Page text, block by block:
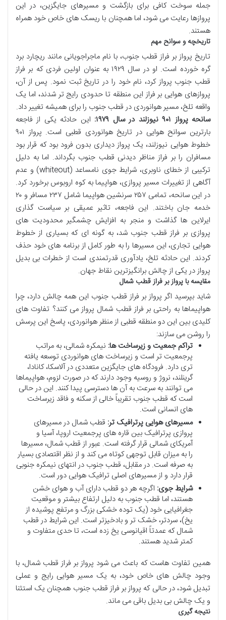
جمله سوخت کافی برای بازگشت و مسیرهای جایگزین، در این
پروازها رعایت می شود، اما همچنان با ریسک های خاص خود همراه
هستند.
تاریخچه و سوانح مهم
تاریخ پرواز بر فراز قطب جنوب، با نام ماجراجویانی مانند ریچارد برد
گره خورده است. او در سال ۱۹۲۹ به عنوان اولین فردی که بر فراز
قطب جنوب پرواز کرد، نام خود را در تاریخ ثبت نمود. پس از آن،
پروازهای هوایی بر فراز این منطقه تا حدودی رایج تر شدند، اما یک
واقعه تلخ، مسیر هوانوردی در قطب جنوب را برای همیشه تغییر داد.
سانحه پرواز ۹۰۱ نیوزلند در سال ۱۹۷۹:
این حادثه یکی از فاجعه
بارترین سوانح هوایی در تاریخ هوانوردی قطبی است. پرواز ۹۰۱
خطوط هوایی نیوزلند، یک پرواز دیداری بدون فرود بود که قرار بود
مسافران را بر فراز مناظر دیدنی قطب جنوب بگرداند. اما به دلیل
ترکیبی از خطای ناوبری، شرایط جوی نامساعد (whiteout) و عدم
آگاهی از تغییرات مسیر پروازی، هواپیما به کوه اروبوس برخورد کرد.
در این سانحه، تمامی ۲۵۷ سرنشین هواپیما شامل ۲۳۷ مسافر و ۲۰
خدمه جان باختند. این فاجعه، تاثیر عمیقی بر سیاست گذاری
ایرلاین ها گذاشت و منجر به افزایش چشمگیر محدودیت های
پروازی بر فراز قطب جنوب شد، به گونه ای که بسیاری از خطوط
هوایی تجاری، این مسیرها را به طور کامل از برنامه های خود حذف
کردند. این حادثه تلخ، یادآوری قدرتمندی است از خطرات بی بدیل
پرواز در یکی از چالش برانگیزترین نقاط جهان.
مقایسه با پرواز بر فراز قطب شمال
شاید بپرسید اگر پرواز بر فراز قطب جنوب این همه چالش دارد، چرا
هواپیماها به راحتی بر فراز قطب شمال پرواز می کنند؟ تفاوت های
کلیدی بین این دو منطقه قطبی از منظر هوانوردی، پاسخ این پرسش
را روشن می سازند:
تراکم جمعیت و زیرساخت ها: نیمکره شمالی، به مراتب
پرجمعیت تر است و زیرساخت های هوانوردی توسعه یافته
تری دارد. فرودگاه های جایگزین متعددی در آلاسکا، کانادا،
گرینلند، نروژ و روسیه وجود دارند که در صورت لزوم، هواپیماها
می توانند به سرعت به آن ها دسترسی پیدا کنند. این در حالی
است که قطب جنوب تقریباً خالی از سکنه و فاقد زیرساخت
های انسانی است.
مسیرهای هوایی پرترافیک تر: قطب شمال در مسیرهای
پروازی پرترافیک بین قاره های پرجمعیت اروپا، آسیا و
آمریکای شمالی قرار گرفته است. عبور از قطب شمال، مسیرها
را به میزان قابل توجهی کوتاه می کند و از نظر اقتصادی بسیار
به صرفه است. در مقابل، قطب جنوب در انتهای نیمکره جنوبی
قرار دارد و از مسیرهای اصلی ترافیک هوایی دور است.
شرایط جوی: اگرچه هر دو قطب دارای آب و هوای خشن
هستند، اما قطب جنوب به دلیل ارتفاع بیشتر و موقعیت
جغرافیایی خود (یک توده خشکی بزرگ و مرتفع پوشیده از
یخ)، سردتر، خشک تر و بادخیزتر است. این شرایط در قطب
شمال که عمدتاً اقیانوسی یخ زده است، تا حدی متفاوت و
کمتر شدید هستند.
همین تفاوت هاست که باعث می شود پرواز بر فراز قطب شمال، با
وجود چالش های خاص خود، به یک مسیر هوایی رایج و عملی
تبدیل شود، در حالی که پرواز بر فراز قطب جنوب همچنان یک استثنا
و یک چالش بی بدیل باقی می ماند.
نتیجه گیری